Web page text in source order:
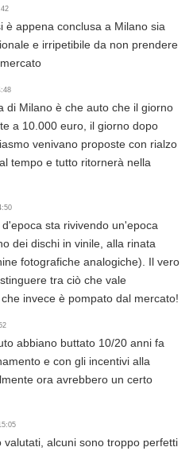
è appena conclusa a Milano sia
e irripetibile da non prendere
di Milano è che auto che il giorno
a 10.000 euro, il giorno dopo
venivano proposte con rialzo
tempo e tutto ritornerà nella
sta rivivendo un'epoca
dei dischi in vinile, alla rinata
fotografiche analogiche). Il vero
tra ciò che vale
invece è pompato dal mercato!
abbiano buttato 10/20 anni fa
e con gli incentivi alla
ora avrebbero un certo
valutati, alcuni sono troppo perfetti